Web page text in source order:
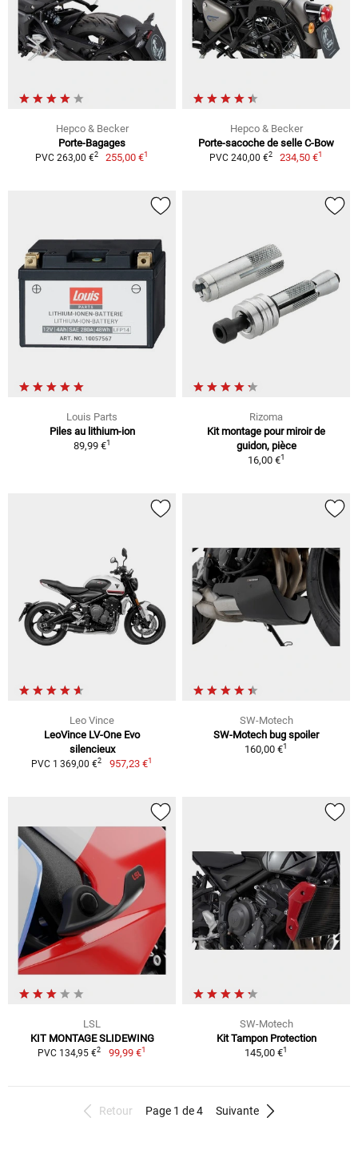
Hepco & Becker
Porte-Bagages
PVC 263,00 €2 255,00 €1
Hepco & Becker
Porte-sacoche de selle C-Bow
PVC 240,00 €2 234,50 €1
Louis Parts
Piles au lithium-ion
89,99 €1
Rizoma
Kit montage pour miroir de
guidon, pièce
16,00 €1
Leo Vince
LeoVince LV-One Evo
silencieux
PVC 1 369,00 €2 957,23 €1
SW-Motech
SW-Motech bug spoiler
160,00 €1
LSL
KIT MONTAGE SLIDEWING
PVC 134,95 €2 99,99 €1
SW-Motech
Kit Tampon Protection
145,00 €1
Retour Page 1 de 4 Suivante